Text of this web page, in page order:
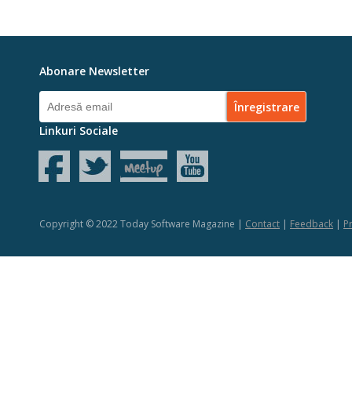
Abonare Newsletter
Linkuri Sociale
Copyright © 2022 Today Software Magazine | Contact | Feedback |